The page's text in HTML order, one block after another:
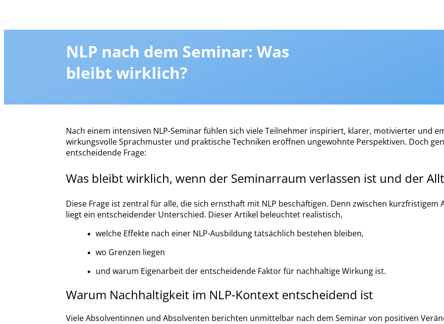
NLP nach dem Seminar: Was
bleibt wirklich?
Nach einem intensiven NLP-Seminar fühlen sich viele Teilnehmer inspiriert, klarer, motivierter und
wirkungsvolle Sprachmuster und praktische Techniken eröffnen ungewohnte Perspektiven. Doch
entscheidende Frage:
Was bleibt wirklich, wenn der Seminarraum verlassen ist und der
Diese Frage ist zentral für alle, die sich ernsthaft mit NLP beschäftigen. Denn zwischen
liegt ein entscheidender Unterschied. Dieser Artikel beleuchtet realistisch,
welche Effekte nach einer NLP-Ausbildung tatsächlich bestehen bleiben,
wo Grenzen liegen
und warum Eigenarbeit der entscheidende Faktor für nachhaltige Wirkung ist.
Warum Nachhaltigkeit im NLP-Kontext entscheidend ist
Viele Absolventinnen und Absolventen berichten unmittelbar nach dem Seminar von positiven